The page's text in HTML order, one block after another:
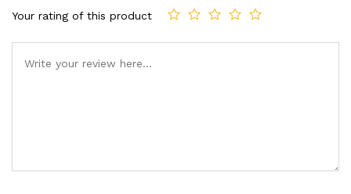
Your rating of this product